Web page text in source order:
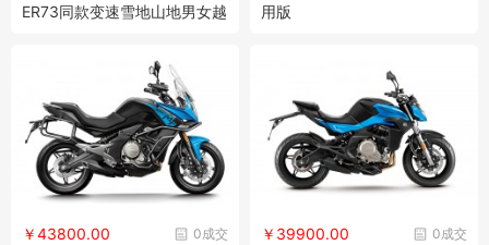
ER73同款变速雪地山地男女越
用版
0成交
￥43800.00 0成交
￥39900.00